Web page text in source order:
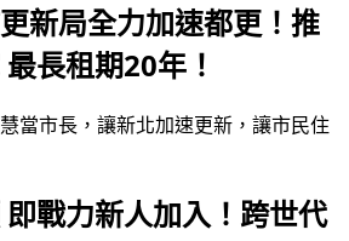
新局全力加速都更！推
長租期20年！
當市長，讓新北加速更新，讓市民住
戰力新人加入！跨世代